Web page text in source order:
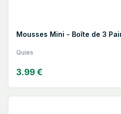
Mousses Mini - Boîte de 3
Quies
3.99 €